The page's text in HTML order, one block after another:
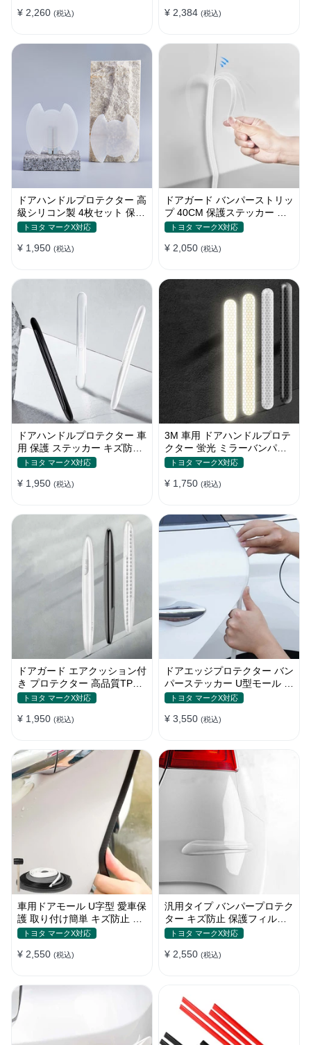
¥ 2,260 (税込) ¥ 2,384 (税込)
ドアハンドルプロテクター 高
級シリコン製 4枚セット 保護
フィルム キズ防止 全車種
トヨタ マークX対応
¥ 1,950 (税込)
ドアガード バンパーストリッ
プ 40CM 保護ステッカー キ
ズ防止 プロテクターシール
トヨタ マークX対応
¥ 2,050 (税込)
ドアハンドルプロテクター 車
用 保護 ステッカー キズ防止
高品質TPU製 4枚セット
トヨタ マークX対応
¥ 1,950 (税込)
3M 車用 ドアハンドルプロテ
クター 蛍光 ミラーバンパー
反射ステッカー 保護フィルム
トヨタ マークX対応
¥ 1,750 (税込)
ドアガード エアクッション付
き プロテクター 高品質TPU
製 キズ防止 取り付け簡単
トヨタ マークX対応
¥ 1,950 (税込)
ドアエッジプロテクター バン
パーステッカー U型モール キ
ズ防止 取り付け簡単 騒音低
トヨタ マークX対応
¥ 3,550 (税込)
車用ドアモール U字型 愛車保
護 取り付け簡単 キズ防止 騒
音低減 5m バンパーストリッ
トヨタ マークX対応
¥ 2,550 (税込)
汎用タイプ バンパープロテク
ター キズ防止 保護フィルム
取り付け簡単 フィット感抜群
トヨタ マークX対応
¥ 2,550 (税込)